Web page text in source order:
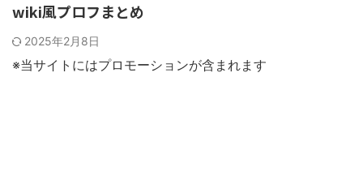
wiki風プロフまとめ
2025年2月8日
※当サイトにはプロモーションが含まれます